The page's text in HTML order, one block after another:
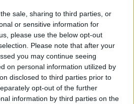
sale, sharing to third parties, or
or sensitive information for
please use the below opt-out
Please note that after your
you may continue seeing
on personal information utilized by
disclosed to third parties prior to
opt-out of the further
information by third parties on the
doivent absolument
F1 dynamique deSt-Jean-
Simulator. Vous vivez une
à bord d'un cockpit en taille
Emotions garanties !